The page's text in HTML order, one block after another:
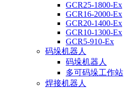
GCR25-1800-Ex
GCR16-2000-Ex
GCR20-1400-Ex
GCR10-1300-Ex
GCR5-910-Ex
码垛机器人
码垛机器人
多可码垛工作站
焊接机器人